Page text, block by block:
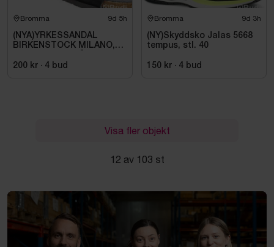
Bromma 9d 5h
(NYA)YRKESSANDAL
BIRKENSTOCK MILANO,
SVART. STL 42
200 kr · 4 bud
Bromma 9d 3h
(NY)Skyddsko Jalas 5668
tempus, stl. 40
150 kr · 4 bud
Visa fler objekt
12 av 103 st